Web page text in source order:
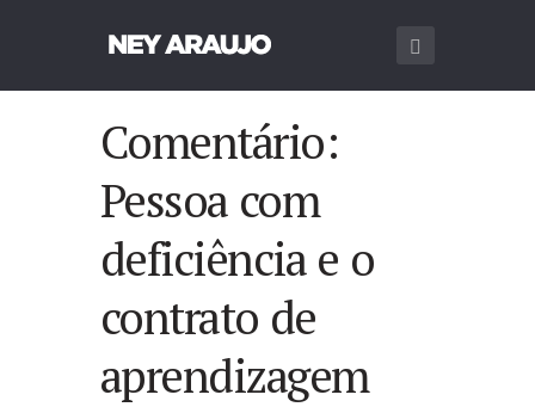
Comentário:
Pessoa com
deficiência e o
contrato de
aprendizagem